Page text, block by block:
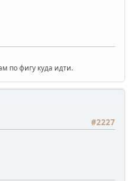
по фигу куда идти.
#2227